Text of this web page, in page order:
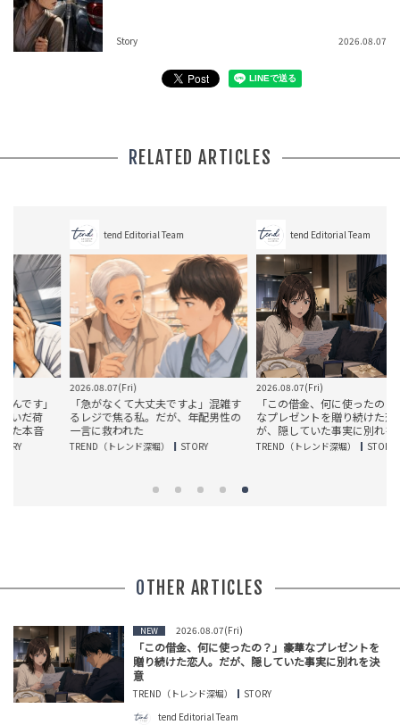
Story 2026.08.07
RELATED ARTICLES
tend Editorial Team
2026.08.07(Fri)
「急がなくて大丈夫ですよ」混雑す
るレジで焦る私。だが、年配男性の
一言に救われた
TREND（トレンド深堀） STORY
tend Editorial Team
2026.08.07(Fri)
「この借金、何に使ったの？」豪華
なプレゼントを贈り続けた恋人。だ
が、隠していた事実に別れを決意
TREND（トレンド深堀） STORY
OTHER ARTICLES
NEW 2026.08.07(Fri)
「この借金、何に使ったの？」豪華なプレゼントを
贈り続けた恋人。だが、隠していた事実に別れを決
意
TREND（トレンド深堀）
STORY
tend Editorial Team